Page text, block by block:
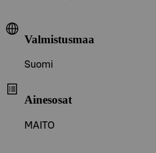
Valmistusmaa
Suomi
Ainesosat
MAITO